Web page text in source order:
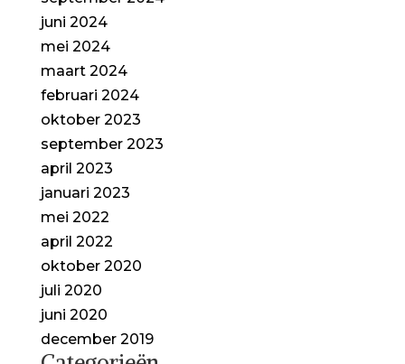
juni 2024
mei 2024
maart 2024
februari 2024
oktober 2023
september 2023
april 2023
januari 2023
mei 2022
april 2022
oktober 2020
juli 2020
juni 2020
december 2019